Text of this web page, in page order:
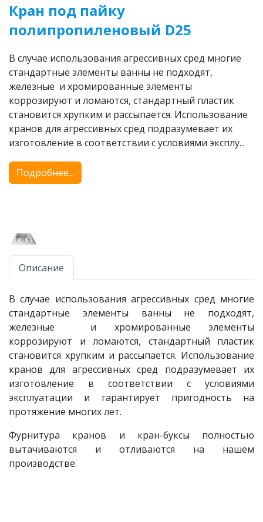
Кран под пайку
полипропиленовый D25
В случае использования агрессивных сред многие
стандартные элементы ванны не подходят,
железные и хромированные элементы
коррозируют и ломаются, стандартный пластик
становится хрупким и рассыпается. Использование
кранов для агрессивных сред подразумевает их
изготовление в соответствии с условиями эксплу...
Подробнее...
Описание
В случае использования агрессивных сред многие
стандартные элементы ванны не подходят,
железные и хромированные элементы
коррозируют и ломаются, стандартный пластик
становится хрупким и рассыпается. Использование
кранов для агрессивных сред подразумевает их
изготовление в соответствии с условиями
эксплуатации и гарантирует пригодность на
протяжение многих лет.
Фурнитура кранов и кран-буксы полностью
вытачиваются и отливаются на нашем
производстве.